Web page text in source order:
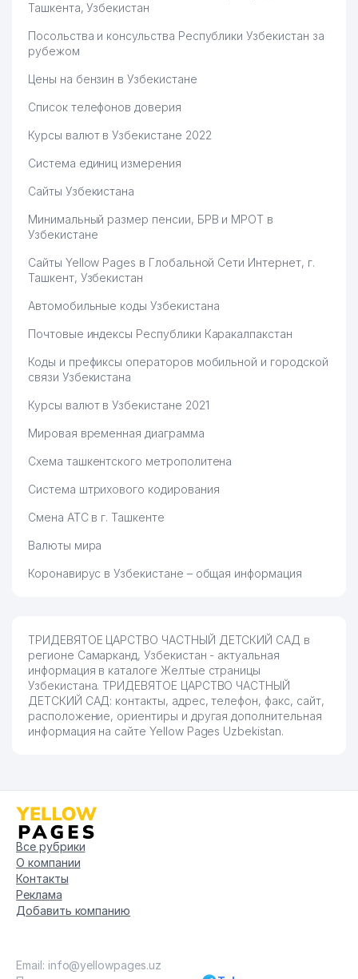
Ташкента, Узбекистан
Посольства и консульства Республики Узбекистан за
рубежом
Цены на бензин в Узбекистане
Список телефонов доверия
Курсы валют в Узбекистане 2022
Система единиц измерения
Сайты Узбекистана
Минимальный размер пенсии, БРВ и МРОТ в
Узбекистане
Сайты Yellow Pages в Глобальной Сети Интернет, г.
Ташкент, Узбекистан
Автомобильные коды Узбекистана
Почтовые индексы Республики Каракалпакстан
Коды и префиксы операторов мобильной и городской
связи Узбекистана
Курсы валют в Узбекистане 2021
Мировая временная диаграмма
Схема ташкентского метрополитена
Система штрихового кодирования
Смена АТС в г. Ташкенте
Валюты мира
Коронавирус в Узбекистане – общая информация
ТРИДЕВЯТОЕ ЦАРСТВО ЧАСТНЫЙ ДЕТСКИЙ САД в
регионе Самарканд, Узбекистан - актуальная
информация в каталоге Желтые страницы
Узбекистана. ТРИДЕВЯТОЕ ЦАРСТВО ЧАСТНЫЙ
ДЕТСКИЙ САД: контакты, адрес, телефон, факс, сайт,
расположение, ориентиры и другая дополнительная
информация на сайте Yellow Pages Uzbekistan.
Все рубрики
О компании
Контакты
Реклама
Добавить компанию
Email: info@yellowpages.uz